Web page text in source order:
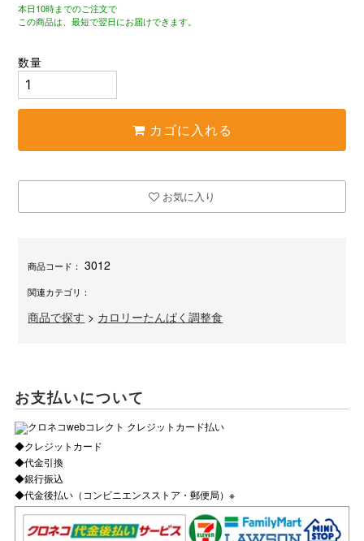
本日10時までのご注文で
この商品は、最短で翌日にお届けできます。
数量
カゴに入れる
お気に入り
商品コード： 3012
関連カテゴリ：
商品で探す > カロリーたんぱく調整食
お支払いについて
◆クレジットカード
◆代金引換
◆銀行振込
◆代金後払い（コンビニエンスストア・郵便局）※